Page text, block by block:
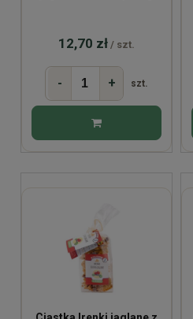
12,70 zł / szt.
- + szt.